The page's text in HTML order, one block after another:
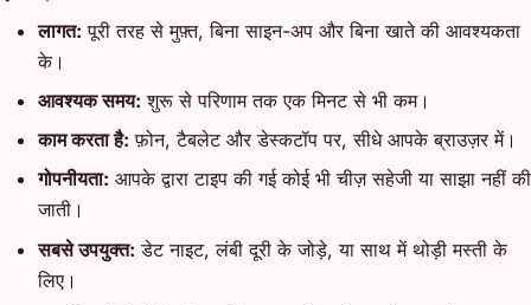
लागत: पूरी तरह से मुफ़्त, बिना साइन-अप और बिना खाते की आवश्यकता
के।
आवश्यक समय: शुरू से परिणाम तक एक मिनट से भी कम।
काम करता है: फ़ोन, टैबलेट और डेस्कटॉप पर, सीधे आपके ब्राउज़र में।
गोपनीयता: आपके द्वारा टाइप की गई कोई भी चीज़ सहेजी या साझा नहीं की
जाती।
सबसे उपयुक्त: डेट नाइट, लंबी दूरी के जोड़े, या साथ में थोड़ी मस्ती के
लिए।